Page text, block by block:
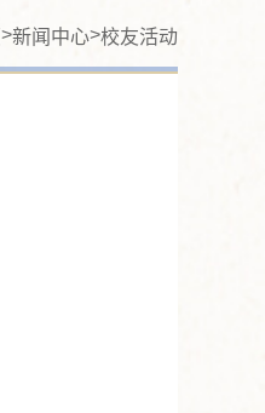
>新闻中心>校友活动